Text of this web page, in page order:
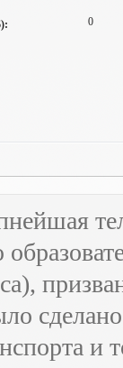
0
),
и